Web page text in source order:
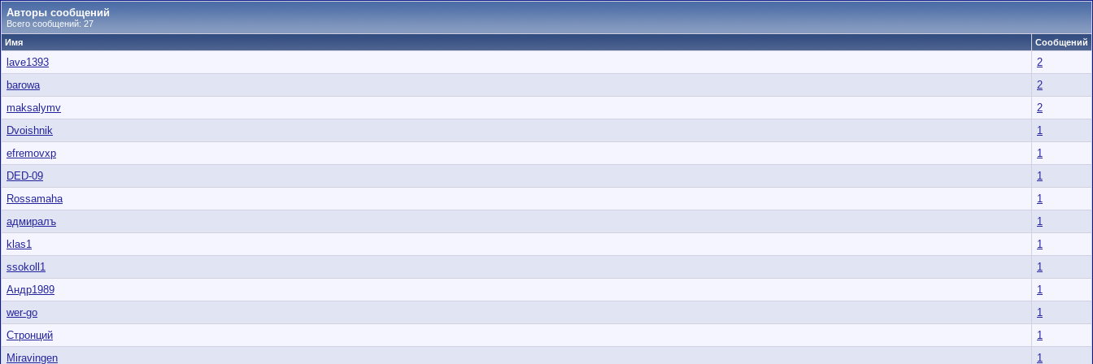
Авторы сообщений
Всего сообщений: 27
Имя
Сообщений
lave1393
2
barowa
2
maksalymv
2
Dvoishnik
1
efremovxp
1
DED-09
1
Rossamaha
1
адмиралъ
1
klas1
1
ssokoll1
1
Андр1989
1
wer-go
1
Стронций
1
Miravingen
1